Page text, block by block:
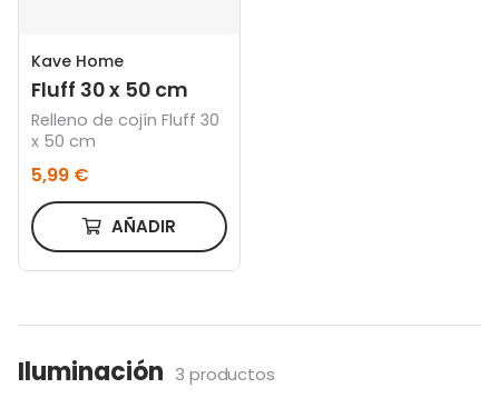
Kave Home
Fluff 30 x 50 cm
Relleno de cojín Fluff 30
x 50 cm
5,99 €
AÑADIR
Iluminación 3 productos